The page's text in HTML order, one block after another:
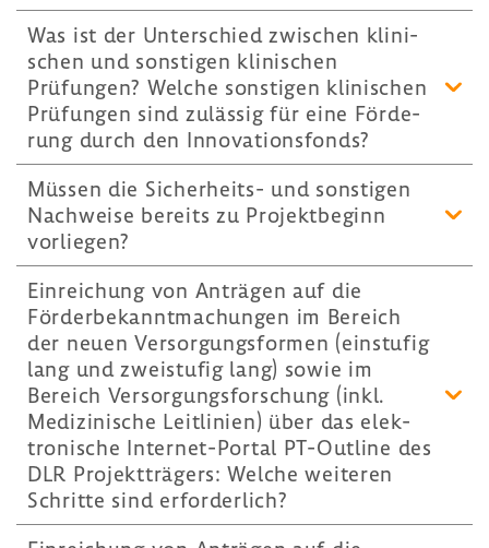
Was ist der Unter­schied zwischen klini­
schen und sons­tigen klini­schen
Prüfungen? Welche sons­tigen klini­schen
Prüfungen sind zulässig für eine Förde­
rung durch den Inno­va­ti­ons­fonds?
Müssen die Sicherheits-​ und sons­tigen
Nach­weise bereits zu Projekt­be­ginn
vorliegen?
Einrei­chung von Anträgen auf die
Förder­be­kannt­ma­chungen im Bereich
der neuen Versor­gungs­formen (einstufig
lang und zwei­stufig lang) sowie im
Bereich Versor­gungs­for­schung (inkl.
Medi­zi­ni­sche Leit­li­nien) über das elek­
tro­ni­sche Internet-​Portal PT-​Outline des
DLR Projekt­trä­gers: Welche weiteren
Schritte sind erfor­der­lich?